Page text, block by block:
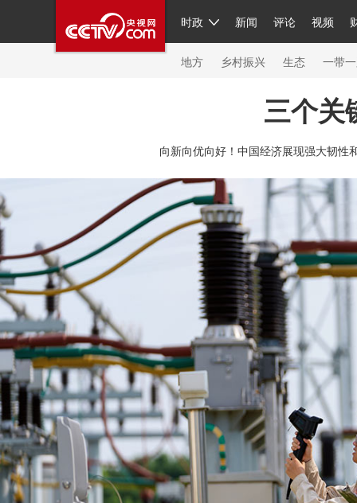
时政 新闻 评论 视频
人民领袖习近平 联播+ 中国
直播 片库 栏目大全 节目单
繁体 海外频道 iPanda
地方 乡村振兴 生态 一带
秧纪录 纪
新闻 国内 国际 评论 经济 军事 科技
人民领袖习近平 联播+ 热解读 天天学习
视频 小央视频 小央直播 直播中国 熊猫频
现场 快看 蓝海中国 新兵请入
体育 2026年世界杯 2026年冬奥
VIP会员 CCTV奥林匹克频道 生活体育大会
财经 教育 乡村振兴 生态环境 一带一路
大国智造 大国展会 大国保险 云顶对话 云
三个关
向新向优向好！中国经济展现强大韧性